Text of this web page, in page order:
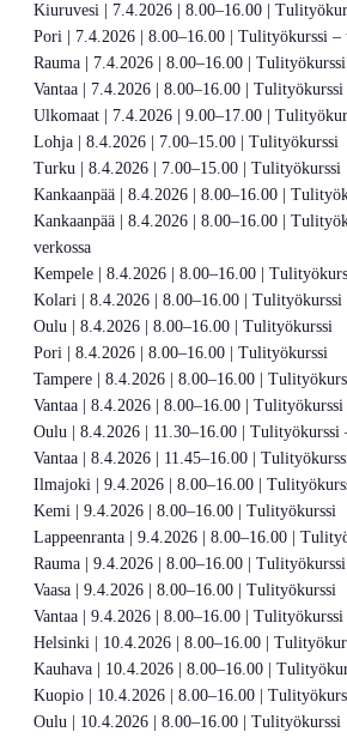
Kiuruvesi | 7.4.2026 | 8.00–16.00 |
Pori | 7.4.2026 | 8.00–16.00 | Tulityökurssi –
Rauma | 7.4.2026 | 8.00–16.00 | Tulityökurssi
Vantaa | 7.4.2026 | 8.00–16.00 | Tulityökurssi
Ulkomaat | 7.4.2026 | 9.00–17.00 |
Lohja | 8.4.2026 | 7.00–15.00 | Tulityökurssi
Turku | 8.4.2026 | 7.00–15.00 | Tulityökurssi
Kankaanpää | 8.4.2026 | 8.00–16.00 |
Kankaanpää | 8.4.2026 | 8.00–16.00 |
verkossa
Kempele | 8.4.2026 | 8.00–16.00 |
Kolari | 8.4.2026 | 8.00–16.00 | Tulityökurssi
Oulu | 8.4.2026 | 8.00–16.00 | Tulityökurssi
Pori | 8.4.2026 | 8.00–16.00 | Tulityökurssi
Tampere | 8.4.2026 | 8.00–16.00 |
Vantaa | 8.4.2026 | 8.00–16.00 | Tulityökurssi
Oulu | 8.4.2026 | 11.30–16.00 | Tulityökurssi
Vantaa | 8.4.2026 | 11.45–16.00 |
Ilmajoki | 9.4.2026 | 8.00–16.00 |
Kemi | 9.4.2026 | 8.00–16.00 | Tulityökurssi
Lappeenranta | 9.4.2026 | 8.00–16.00 |
Rauma | 9.4.2026 | 8.00–16.00 | Tulityökurssi
Vaasa | 9.4.2026 | 8.00–16.00 | Tulityökurssi
Vantaa | 9.4.2026 | 8.00–16.00 | Tulityökurssi
Helsinki | 10.4.2026 | 8.00–16.00 |
Kauhava | 10.4.2026 | 8.00–16.00 |
Kuopio | 10.4.2026 | 8.00–16.00 |
Oulu | 10.4.2026 | 8.00–16.00 | Tulityökurssi